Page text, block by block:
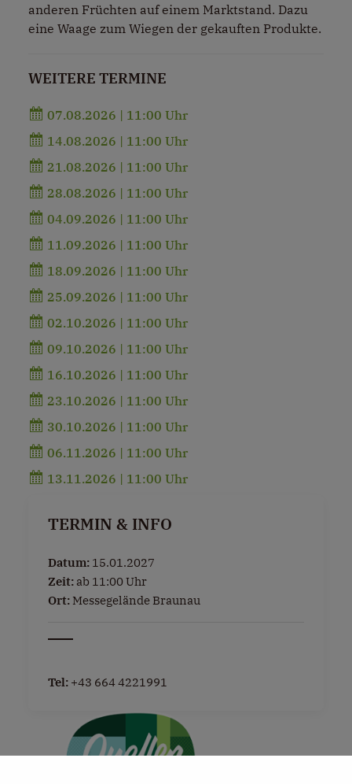
anderen Früchten auf einem Marktstand. Dazu
eine Waage zum Wiegen der gekauften Produkte.
WEITERE TERMINE
07.08.2026 | 11:00 Uhr
14.08.2026 | 11:00 Uhr
21.08.2026 | 11:00 Uhr
28.08.2026 | 11:00 Uhr
04.09.2026 | 11:00 Uhr
11.09.2026 | 11:00 Uhr
18.09.2026 | 11:00 Uhr
25.09.2026 | 11:00 Uhr
02.10.2026 | 11:00 Uhr
09.10.2026 | 11:00 Uhr
16.10.2026 | 11:00 Uhr
23.10.2026 | 11:00 Uhr
30.10.2026 | 11:00 Uhr
06.11.2026 | 11:00 Uhr
13.11.2026 | 11:00 Uhr
TERMIN & INFO
Datum: 15.01.2027
Zeit: ab 11:00 Uhr
Ort: Messegelände Braunau
Tel: +43 664 4221991